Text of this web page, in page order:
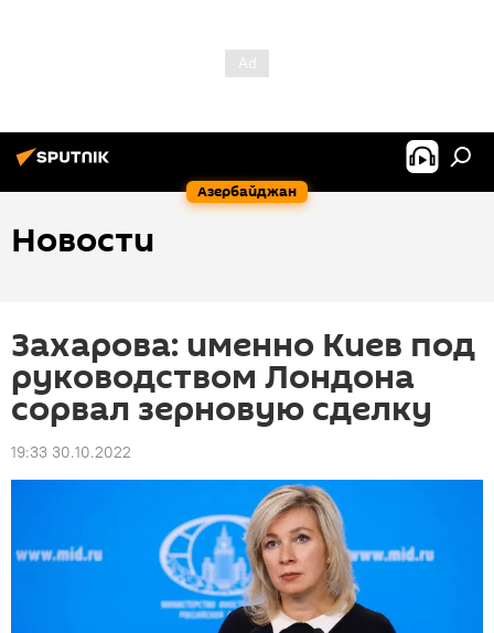
Азербайджан
Новости
Захарова: именно Киев под
руководством Лондона
сорвал зерновую сделку
19:33 30.10.2022